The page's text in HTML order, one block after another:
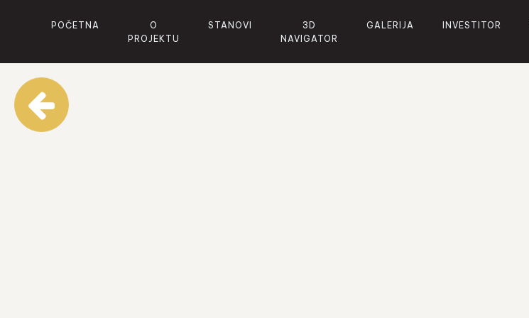
POČETNA
O
PROJEKTU
STANOVI
3D
NAVIGATOR
GALERIJA INVESTITOR